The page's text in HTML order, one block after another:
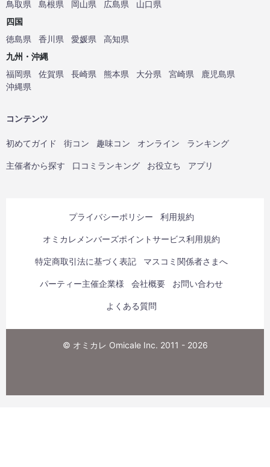
鳥取県 島根県 岡山県 広島県
山口県
四国
徳島県
香川県 愛媛県
高知県
九州・沖縄
福岡県
佐賀県 長崎県 熊本県 大分県 宮崎県
鹿児島県
沖縄県
コンテンツ
初めてガイド 街コン 趣味コン オンライン ランキング
主催者から探す 口コミランキング お役立ち アプリ
プライバシーポリシー 利用規約
オミカレメンバーズポイントサービス利用規約
特定商取引法に基づく表記 マスコミ関係者さまへ
パーティー主催企業様 会社概要 お問い合わせ
よくある質問
© オミカレ Omicale Inc. 2011 - 2026